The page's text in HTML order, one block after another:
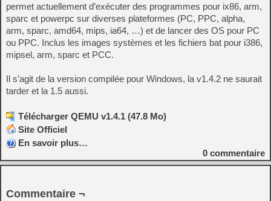
permet actuellement d’exécuter des programmes pour ix86, arm,
sparc et powerpc sur diverses plateformes (PC, PPC, alpha,
arm, sparc, amd64, mips, ia64, …) et de lancer des OS pour PC
ou PPC. Inclus les images systèmes et les fichiers bat pour i386,
mipsel, arm, sparc et PCC.
Il s’agit de la version compilée pour Windows, la v1.4.2 ne saurait
tarder et la 1.5 aussi.
Télécharger QEMU v1.4.1 (47.8 Mo)
Site Officiel
En savoir plus…
0 commentaire
Commentaire ¬